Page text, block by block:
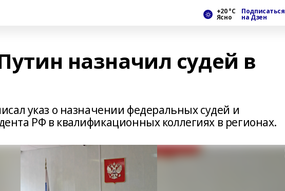
+20 °С
Ясно
Подписаться
на Дзен
назначил судей в
указ о назначении федеральных судей и
РФ в квалификационных коллегиях в регионах.